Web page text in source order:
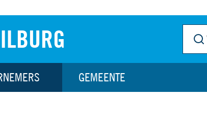
GEMEENTE